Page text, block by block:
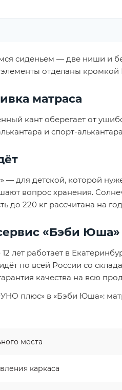
сиденьем — две ниши и
элементы отделаны
матраса
кант оберегает от
и спорт-
для детской, которой
вопрос хранения.
до 220 кг рассчитана на
«Бэби Юша»
лет работает в
по всей России со
качества на всю
плюс» в «Бэби Юша»:
места
каркаса